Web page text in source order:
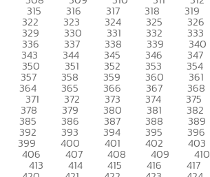
315 316 317 318 319
322 323 324 325 326
329 330 331 332 333
336 337 338 339 340
343 344 345 346 347
350 351 352 353 354
357 358 359 360 361
364 365 366 367 368
371 372 373 374 375
378 379 380 381 382
385 386 387 388 389
392 393 394 395 396
399 400 401 402 403
406 407 408 409 410
413 414 415 416 417